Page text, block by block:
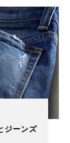
ジーンズ